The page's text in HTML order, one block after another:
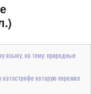
языку, на тему: природные
катастрофе которую пережил